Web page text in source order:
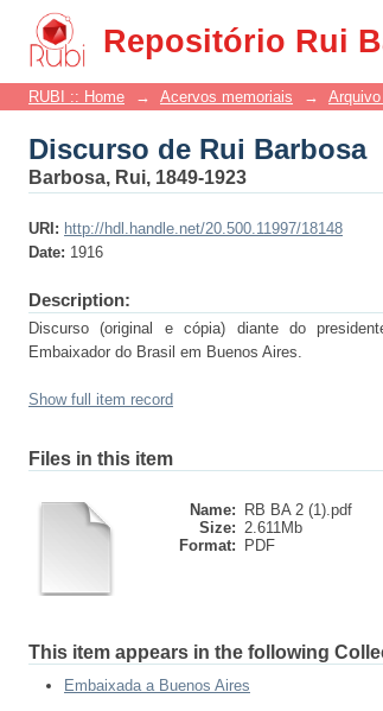
Repositório Rui
Discurso de Rui Barbosa
RUBI :: Home → Acervos memoriais →
Discurso de Rui Barbosa
Barbosa, Rui, 1849-1923
URI: http://hdl.handle.net/20.500.11997/18148
Date: 1916
Description:
Discurso (original e cópia) diante do
Embaixador do Brasil em Buenos Aires.
Show full item record
Files in this item
Name:
RB BA 2 (1).pdf
Size: 2.611Mb
Format:
PDF
This item appears in the following
Embaixada a Buenos Aires